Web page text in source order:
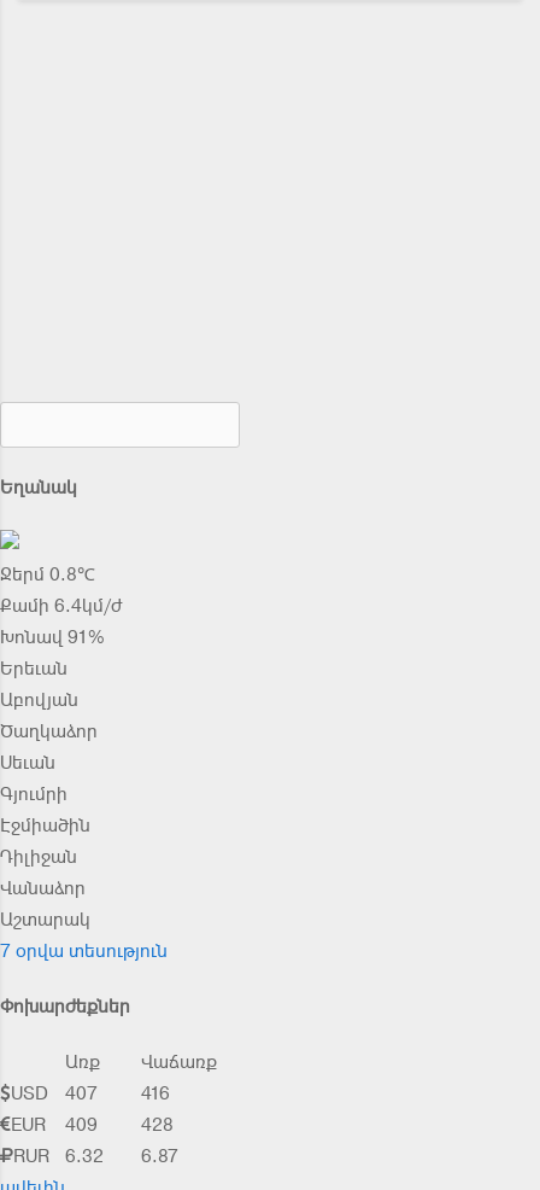
Եղանակ
Ջերմ 0.8℃
Քամի 6.4կմ/ժ
Խոնավ 91%
Երեւան
Աբովյան
Ծաղկաձոր
Սեւան
Գյումրի
Էջմիածին
Դիլիջան
Վանաձոր
Աշտարակ
7 օրվա տեսություն
Փոխարժեքներ
Առք
Վաճառք
USD
407
416
EUR
409
428
RUR
6.32
6.87